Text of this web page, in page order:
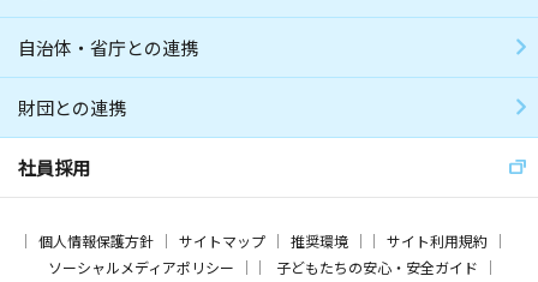
自治体・省庁との連携
財団との連携
社員採用
個人情報保護方針 サイトマップ 推奨環境
サイト利用規約
ソーシャルメディアポリシー
子どもたちの安心・安全ガイド